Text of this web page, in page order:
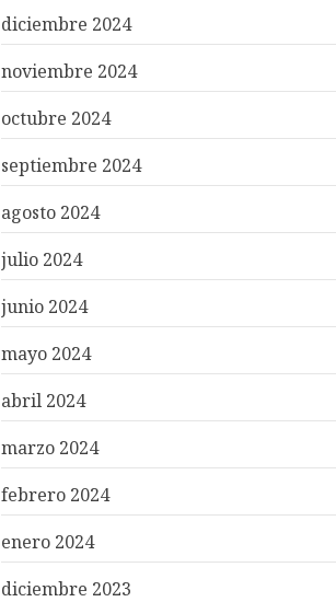
diciembre 2024
noviembre 2024
octubre 2024
septiembre 2024
agosto 2024
julio 2024
junio 2024
mayo 2024
abril 2024
marzo 2024
febrero 2024
enero 2024
diciembre 2023